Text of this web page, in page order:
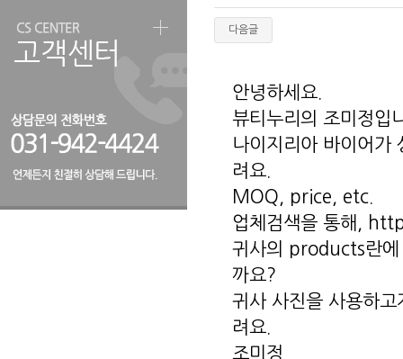
다음글
안녕하세요.
뷰티누리의 조미정입
나이지리아 바이어가
려요.
MOQ, price, etc.
업체검색을 통해,
귀사의 products란에
까요?
귀사 사진을 사용하
려요.
조미정